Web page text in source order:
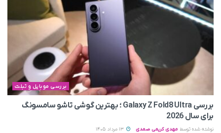
بررسی موبایل و تبلت
بررسی Galaxy Z Fold8 Ultra ؛ بهترین گوشی تاشو سامسونگ
برای سال 2026
نوشته شده توسط مهدی کریمی صمدی